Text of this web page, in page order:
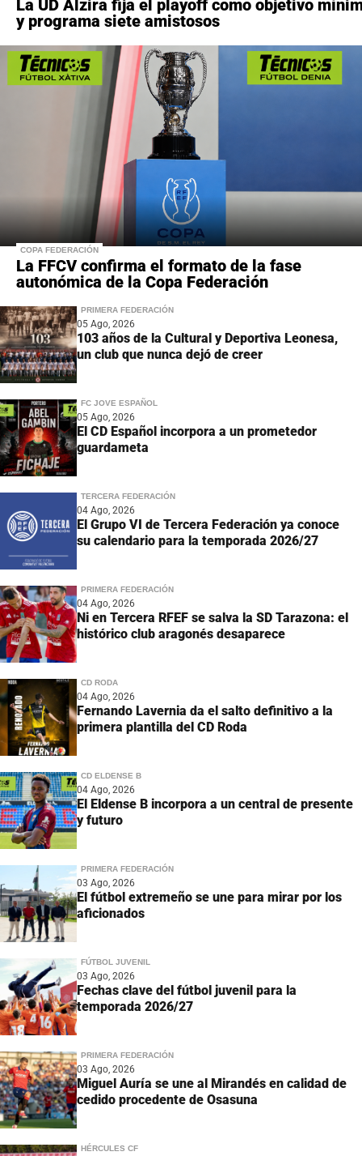
La UD Alzira fija el playoff como objetivo
y programa siete amistosos
COPA FEDERACIÓN
La FFCV confirma el formato de la fase
autonómica de la Copa Federación
PRIMERA FEDERACIÓN
05 Ago, 2026
103 años de la Cultural y Deportiva Leonesa,
un club que nunca dejó de creer
FC JOVE ESPAÑOL
05 Ago, 2026
El CD Español incorpora a un prometedor
guardameta
TERCERA FEDERACIÓN
04 Ago, 2026
El Grupo VI de Tercera Federación ya conoce
su calendario para la temporada 2026/27
PRIMERA FEDERACIÓN
04 Ago, 2026
Ni en Tercera RFEF se salva la SD Tarazona: el
histórico club aragonés desaparece
CD RODA
04 Ago, 2026
Fernando Lavernia da el salto definitivo a la
primera plantilla del CD Roda
CD ELDENSE B
04 Ago, 2026
El Eldense B incorpora a un central de presente
y futuro
PRIMERA FEDERACIÓN
03 Ago, 2026
El fútbol extremeño se une para mirar por los
aficionados
FÚTBOL JUVENIL
03 Ago, 2026
Fechas clave del fútbol juvenil para la
temporada 2026/27
PRIMERA FEDERACIÓN
03 Ago, 2026
Miguel Auría se une al Mirandés en calidad de
cedido procedente de Osasuna
HÉRCULES CF